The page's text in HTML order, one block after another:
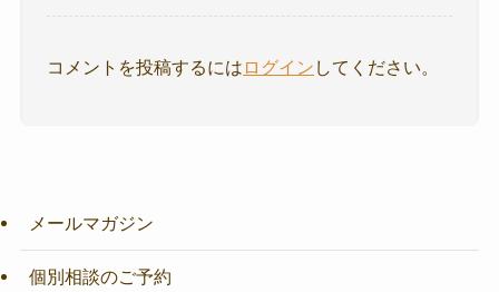
コメントを投稿するには ログイン してください。
メールマガジン
個別相談のご予約